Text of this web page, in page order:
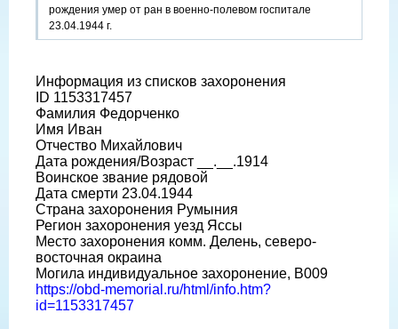
рождения умер от ран в военно-полевом госпитале
23.04.1944 г.
Информация из списков захоронения
ID 1153317457
Фамилия Федорченко
Имя Иван
Отчество Михайлович
Дата рождения/Возраст __.__.1914
Воинское звание рядовой
Дата смерти 23.04.1944
Страна захоронения Румыния
Регион захоронения уезд Яссы
Место захоронения комм. Делень, северо-
восточная окраина
Могила индивидуальное захоронение, В009
https://obd-memorial.ru/html/info.htm?
id=1153317457